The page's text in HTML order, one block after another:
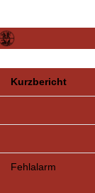
Kurzbericht
Fehlalarm